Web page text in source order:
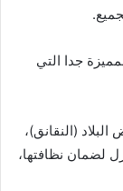
جدا التي
(النقانق)،
لضمان نظافتها،